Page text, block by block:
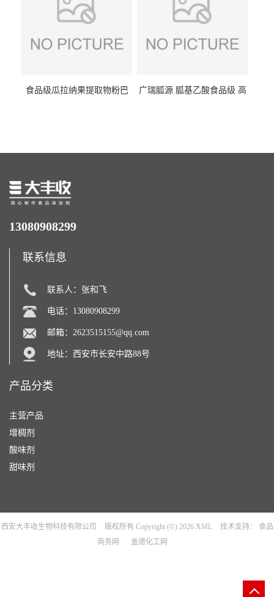
食品级瓜拉纳果提取物粉巴
广瑞胍源 胍基乙酸食品级 高
13080908299
联系信息
联系人：张和飞
电话：13080908299
邮箱： 2623515155@qq.com
地址：西安市长安中路88号
产品分类
主营产品
增稠剂
酸味剂
甜味剂
西安大丰收生物科技有限公司 版权所有 Copyright (©) 2026 XML 技术支持：
食品
商务网
盖德化工网